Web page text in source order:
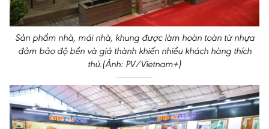
Sản phẩm nhà, mái nhà, khung được làm hoàn toàn từ nhựa
đảm bảo độ bền và giá thành khiến nhiều khách hàng thích
thú.(Ảnh: PV/Vietnam+)